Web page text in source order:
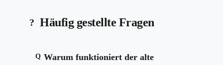
Häufig gestellte Fragen
Q Warum funktioniert der alte